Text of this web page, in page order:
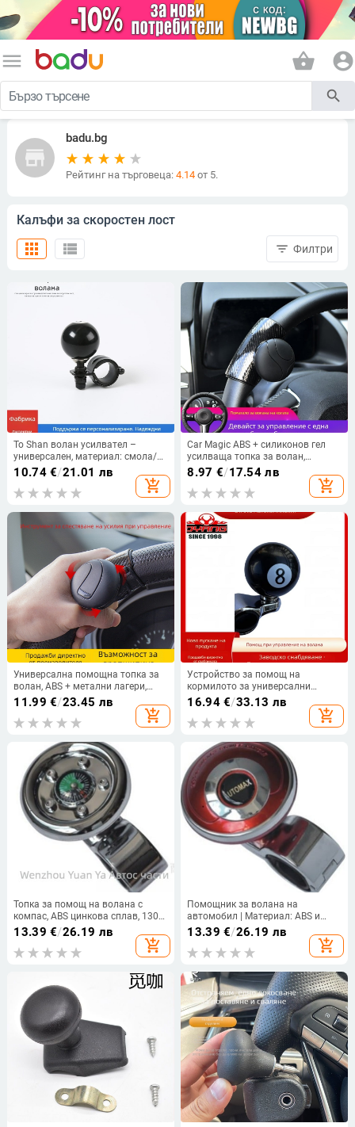
menu shopping_basket account_circle
search
store
badu.bg
Рейтинг на търговеца: 4.14от 5.
Калъфи за скоростен лост
view_list
apps filter_list Филтри
To Shan волан усилвател –
универсален, материал: смола/
желязо, тегло 0.05 кг,
авторизиран частен бранд
10.74€/21.01 лв
add_shopping_cart
Car Magic ABS + силиконов гел
усилваща топка за волан,
универсална съвместимост, 64 g,
размери 750×550
8.97 €/17.54 лв
add_shopping_cart
Универсална помощна топка за
волан, ABS + метални лагери,
универсален модел, 80 g,
персонализируемо
11.99 €/23.45 лв
add_shopping_cart
Устройство за помощ на
кормилото за универсални
автомобили — ABS + алуминиева
сплав; марка OYANG;
персонализация; печатано лого
16.94€/33.13 лв
add_shopping_cart
Топка за помощ на волана с
компас, ABS цинкова сплав, 130
g, персонализирана обработка,
универсални модели
13.39 €/26.19 лв
add_shopping_cart
Помощник за волана на
автомобил | Материал: ABS и
цинкова сплав | Тегло: 130 g |
Персонализиране на
обработката: Да | Съвместимост:
13.39 €/26.19 лв
add_shopping_cart